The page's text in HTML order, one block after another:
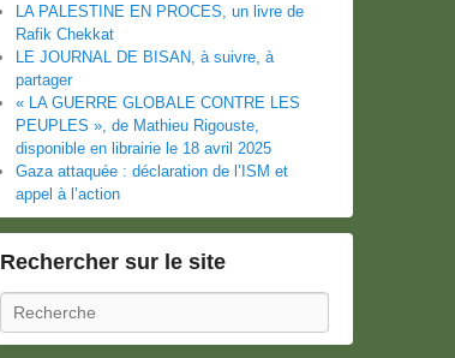
LA PALESTINE EN PROCES, un livre de
Rafik Chekkat
LE JOURNAL DE BISAN, à suivre, à
partager
« LA GUERRE GLOBALE CONTRE LES
PEUPLES », de Mathieu Rigouste,
disponible en librairie le 18 avril 2025
Gaza attaquée : déclaration de l’ISM et
appel à l’action
Rechercher sur le site
Recherche